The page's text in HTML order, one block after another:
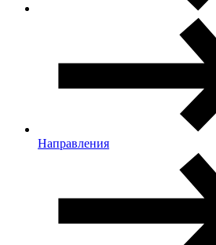
Направления